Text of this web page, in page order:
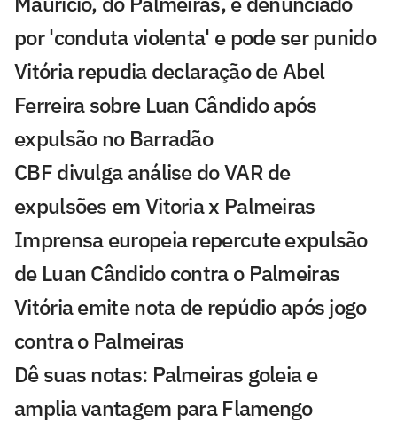
por 'conduta violenta' e pode ser punido
Vitória repudia declaração de Abel
Ferreira sobre Luan Cândido após
expulsão no Barradão
CBF divulga análise do VAR de
expulsões em Vitoria x Palmeiras
Imprensa europeia repercute expulsão
de Luan Cândido contra o Palmeiras
Vitória emite nota de repúdio após jogo
contra o Palmeiras
Dê suas notas: Palmeiras goleia e
amplia vantagem para Flamengo